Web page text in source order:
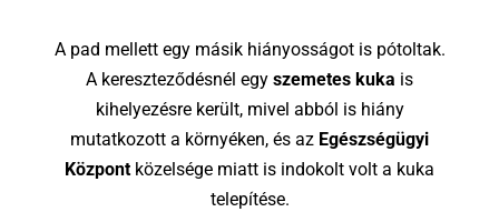
A pad mellett egy másik hiányosságot is pótoltak.
A kereszteződésnél egy szemetes kuka is
kihelyezésre került, mivel abból is hiány
mutatkozott a környéken, és az Egészségügyi
Központ közelsége miatt is indokolt volt a kuka
telepítése.